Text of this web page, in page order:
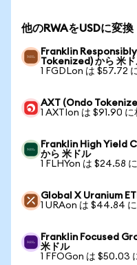
他のRWAをUSDに変換
Franklin
Tokenized) から 米ド
1 FGDLon は $57.72
AXT (Ondo
1 AXTIon は $91.90 に
Franklin High Yield
から 米ドル
1 FLHYon は $24.58
Global X Uranium
1 URAon は $44.84
Franklin Focused
米ドル
1 FFOGon は $50.03